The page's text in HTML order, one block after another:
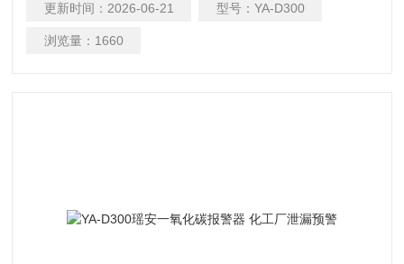
盖）；5）三路继电器常开输出；6）检测数据更稳定精准，声
光报警分贝更高。
更新时间： 2026-06-21 型号： YA-D300
浏览量： 1660